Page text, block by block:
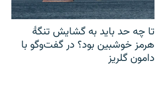
تا چه حد باید به گشایش تنگهٔ
هرمز خوشبین بود؟ در گفت‌وگو با
دامون گلریز